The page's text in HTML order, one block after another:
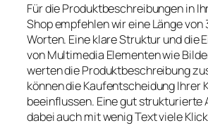
Für die Produktbeschreibungen in
Shop empfehlen wir eine Länge
Worten. Eine klare Struktur und die
von Multimedia Elementen wie
werten die Produktbeschreibung
können die Kaufentscheidung Ihrer
beeinflussen. Eine gut strukturierte
dabei auch mit wenig Text viele